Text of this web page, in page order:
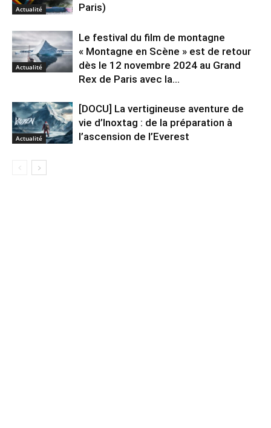
Actualité
Paris)
Actualité
Le festival du film de montagne
« Montagne en Scène » est de retour
dès le 12 novembre 2024 au Grand
Rex de Paris avec la...
Actualité
[DOCU] La vertigineuse aventure de
vie d’Inoxtag : de la préparation à
l’ascension de l’Everest